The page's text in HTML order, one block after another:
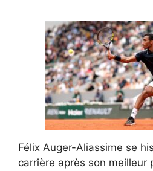
Félix Auger-Aliassime se
carrière après son meilleur